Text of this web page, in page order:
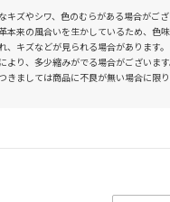
ズやシワ、色のむらがある場合がござ
来の風合いを生かしているため、色味
、キズなどが見られる場合があります。
り、多少縮みがでる場合がございます
ましては商品に不良が無い場合に限り